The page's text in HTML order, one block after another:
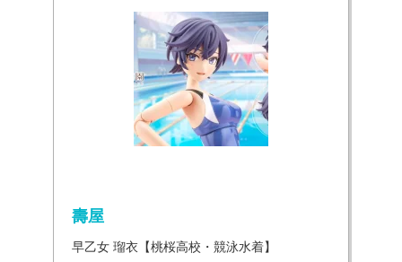
壽屋
早乙女 瑠衣【桃桜高校・競泳水着】